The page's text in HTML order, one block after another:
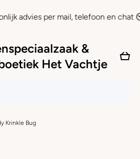
per mail, telefoon en chat ⏲
&
Het Vachtje
Krinkle Bug